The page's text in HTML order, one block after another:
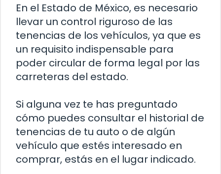
En el Estado de México, es necesario
llevar un control riguroso de las
tenencias de los vehículos, ya que es
un requisito indispensable para
poder circular de forma legal por las
carreteras del estado.
Si alguna vez te has preguntado
cómo puedes consultar el historial de
tenencias de tu auto o de algún
vehículo que estés interesado en
comprar, estás en el lugar indicado.